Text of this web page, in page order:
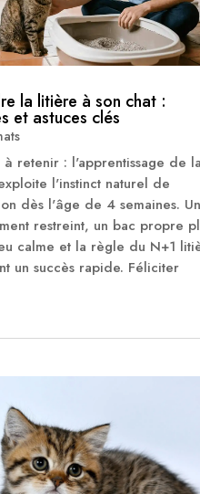
la litière à son chat :
et astuces clés
à retenir : l'apprentissage de la
l'instinct naturel de
dès l'âge de 4 semaines. Un
restreint, un bac propre
calme et la règle du N+1
un succès rapide. Féliciter